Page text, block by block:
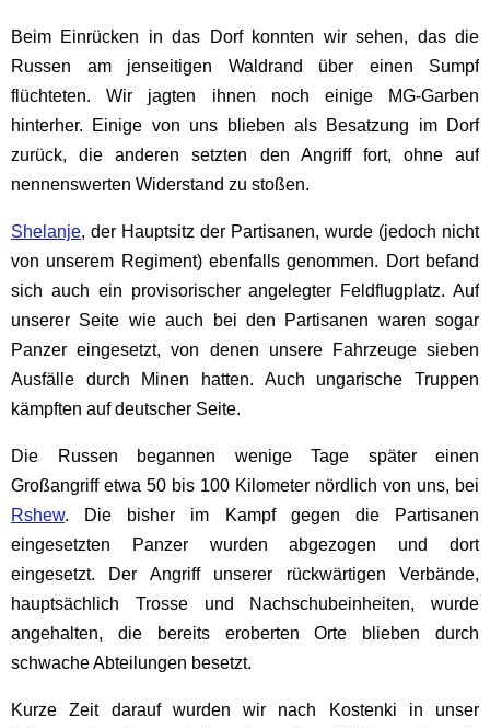
Beim Einrücken in das Dorf konnten wir sehen, das die
Russen am jenseitigen Waldrand über einen Sumpf
flüchteten. Wir jagten ihnen noch einige MG-Garben
hinterher. Einige von uns blieben als Besatzung im Dorf
zurück, die anderen setzten den Angriff fort, ohne auf
nennenswerten Widerstand zu stoßen.
Shelanje, der Hauptsitz der Partisanen, wurde (jedoch nicht
von unserem Regiment) ebenfalls genommen. Dort befand
sich auch ein provisorischer angelegter Feldflugplatz. Auf
unserer Seite wie auch bei den Partisanen waren sogar
Panzer eingesetzt, von denen unsere Fahrzeuge sieben
Ausfälle durch Minen hatten. Auch ungarische Truppen
kämpften auf deutscher Seite.
Die Russen begannen wenige Tage später einen
Großangriff etwa 50 bis 100 Kilometer nördlich von uns, bei
Rshew. Die bisher im Kampf gegen die Partisanen
eingesetzten Panzer wurden abgezogen und dort
eingesetzt. Der Angriff unserer rückwärtigen Verbände,
hauptsächlich Trosse und Nachschubeinheiten, wurde
angehalten, die bereits eroberten Orte blieben durch
schwache Abteilungen besetzt.
Kurze Zeit darauf wurden wir nach Kostenki in unser